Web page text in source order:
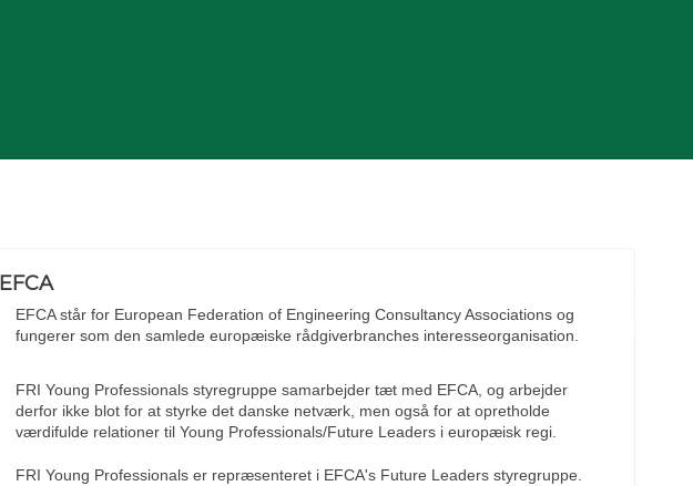
EFCA
EFCA står for European Federation of Engineering Consultancy Associations og
fungerer som den samlede europæiske rådgiverbranches interesseorganisation.
FRI Young Professionals styregruppe samarbejder tæt med EFCA, og arbejder
derfor ikke blot for at styrke det danske netværk, men også for at opretholde
værdifulde relationer til Young Professionals/Future Leaders i europæisk regi.
FRI Young Professionals er repræsenteret i EFCA's Future Leaders styregruppe.